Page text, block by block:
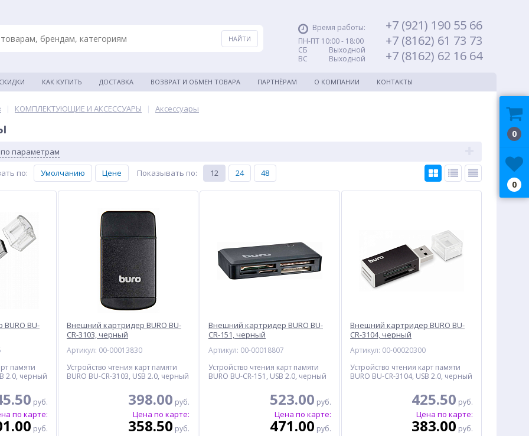
Время работы:
ПН-ПТ 10:00 - 18:00
СБ Выходной
ВС Выходной
+7 (921) 190 55 66
+7 (8162) 61 73 73
+7 (8162) 62 16 64
КАК КУПИТЬ ДОСТАВКА ВОЗВРАТ И ОБМЕН ТОВАРА ПАРТНЁРАМ О КОМПАНИИ КОНТАКТЫ
| КОМПЛЕКТУЮЩИЕ И АКСЕССУАРЫ | Аксессуары
параметрам
по: Умолчанию Цене Показывать по: 12 24 48
BU-
памяти
2.0, черный
руб.
по карте:
руб.
Внешний картридер BURO BU-
CR-3103, черный
Артикул: 00-00013830
Устройство чтения карт памяти
BURO BU-CR-3103, USB 2.0, черный
398.00 руб.
Цена по карте:
358.50 руб.
Внешний картридер BURO BU-
CR-151, черный
Артикул: 00-00018807
Устройство чтения карт памяти
BURO BU-CR-151, USB 2.0, черный
523.00 руб.
Цена по карте:
471.00 руб.
Внешний картридер BURO BU-
CR-3104, черный
Артикул: 00-00020300
Устройство чтения карт памяти
BURO BU-CR-3104, USB 2.0, черный
425.50 руб.
Цена по карте:
383.00 руб.
0
0